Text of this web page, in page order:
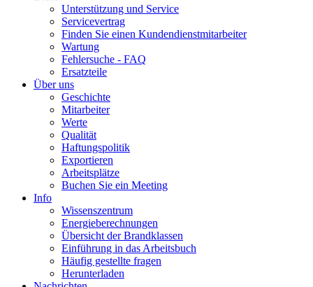
Unterstützung und Service
Servicevertrag
Finden Sie einen Kundendienstmitarbeiter
Wartung
Fehlersuche - FAQ
Ersatzteile
Über uns
Geschichte
Mitarbeiter
Werte
Qualität
Haftungspolitik
Exportieren
Arbeitsplätze
Buchen Sie ein Meeting
Info
Wissenszentrum
Energieberechnungen
Übersicht der Brandklassen
Einführung in das Arbeitsbuch
Häufig gestellte fragen
Herunterladen